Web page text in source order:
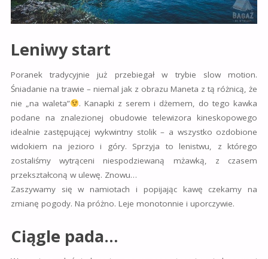
Leniwy start
Poranek tradycyjnie już przebiegał w trybie slow motion.
Śniadanie na trawie – niemal jak z obrazu Maneta z tą różnicą, że
nie „na waleta”
. Kanapki z serem i dżemem, do tego kawka
podane na znalezionej obudowie telewizora kineskopowego
idealnie zastępującej wykwintny stolik – a wszystko ozdobione
widokiem na jezioro i góry. Sprzyja to lenistwu, z którego
zostaliśmy wytrąceni niespodziewaną mżawką, z czasem
przekształconą w ulewę. Znowu…
Zaszywamy się w namiotach i popijając kawę czekamy na
zmianę pogody. Na próżno. Leje monotonnie i uporczywie.
Ciągle pada…